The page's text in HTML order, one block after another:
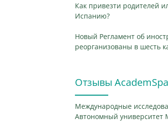
Как привезти родителей
Испанию?
Новый Регламент об
реорганизованы в шесть
Отзывы
Международные
Автономный университет